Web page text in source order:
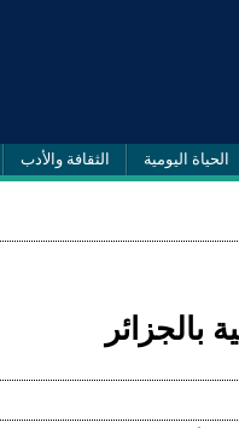
الحياة اليومية الثقافة والأدب
بالجزائر